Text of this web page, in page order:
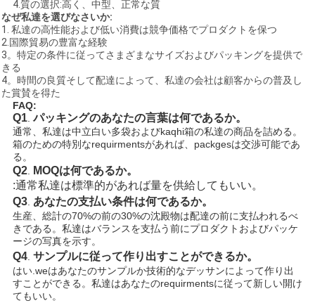
4.質の選択:高く、中型、正常な質
なぜ私達を選びなさいか:
1. 私達の高性能および低い消費は競争価格でプロダクトを保つ
2.国際貿易の豊富な経験
3。特定の条件に従ってさまざまなサイズおよびパッキングを提供で
きる
4。時間の良質そして配達によって、私達の会社は顧客からの普及し
た賞賛を得た
FAQ:
Q1.パッキングのあなたの言葉は何であるか。
通常、私達は中立白い多袋およびkaqhi箱の私達の商品を詰める。
箱のための特別なrequirmentsがあれば、packgesは交渉可能であ
る。
Q2. MOQは何であるか。
:通常私達は標準的があれば量を供給してもいい。
Q3. あなたの支払い条件は何であるか。
生産、総計の70%の前の30%の沈殿物は配達の前に支払われるべ
きである。 私達はバランスを支払う前にプロダクトおよびパッケ
ージの写真を示す。
Q4. サンプルに従って作り出すことができるか。
はい.weはあなたのサンプルか技術的なデッサンによって作り出
すことができる。私達はあなたのrequirmentsに従って新しい開け
てもいい。